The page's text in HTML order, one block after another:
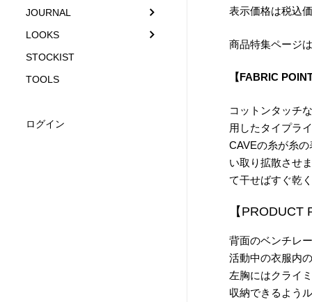
JOURNAL
LOOKS
STOCKIST
TOOLS
ログイン
表示価格は税込
商品特集ページは
【FABRIC
コットンタッチ
用したタイプラ
CAVEの糸が糸
い取り拡散させ
て干せばすぐ乾
【PRODUCT
背面のベンチレ
活動中の衣服内
左胸にはクライ
収納できるよう